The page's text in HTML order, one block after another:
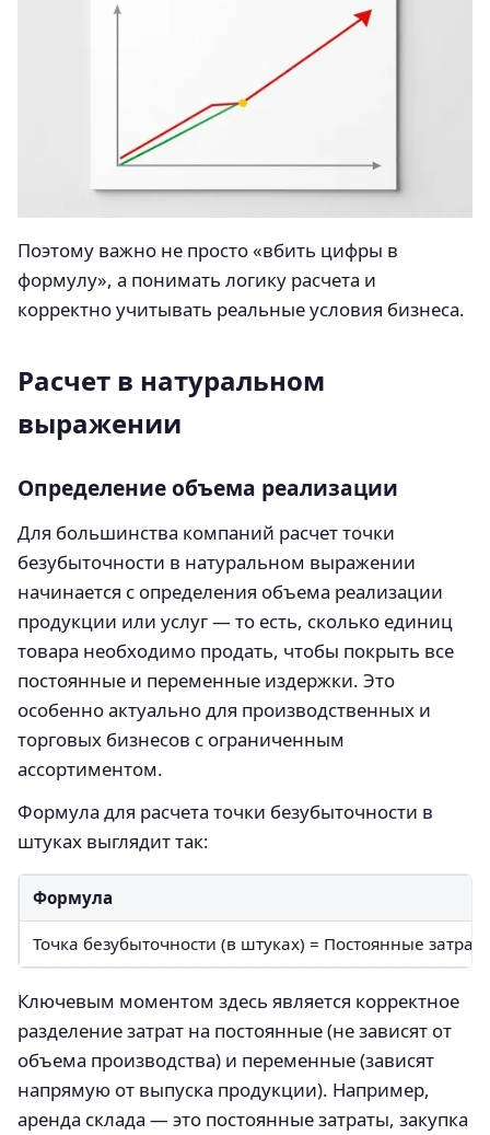
Поэтому важно не просто «вбить цифры в
формулу», а понимать логику расчета и
корректно учитывать реальные условия бизнеса.
Расчет в натуральном
выражении
Определение объема реализации
Для большинства компаний расчет точки
безубыточности в натуральном выражении
начинается с определения объема реализации
продукции или услуг — то есть, сколько единиц
товара необходимо продать, чтобы покрыть все
постоянные и переменные издержки. Это
особенно актуально для производственных и
торговых бизнесов с ограниченным
ассортиментом.
Формула для расчета точки безубыточности в
штуках выглядит так:
Формула
Точка безубыточности (в штуках) = Постоянные
Ключевым моментом здесь является корректное
разделение затрат на постоянные (не зависят от
объема производства) и переменные (зависят
напрямую от выпуска продукции). Например,
аренда склада — это постоянные затраты, закупка